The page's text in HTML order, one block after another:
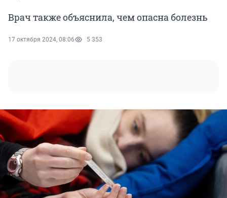
Врач также объяснила, чем опасна болезнь
17 октября 2024, 08:06 5 353